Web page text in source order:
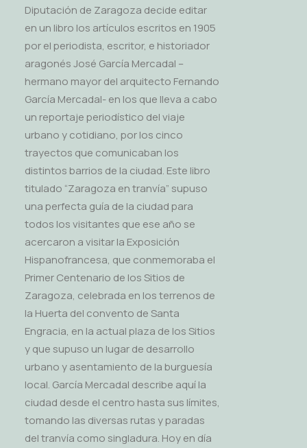
Diputación de Zaragoza decide editar
en un libro los artículos escritos en 1905
por el periodista, escritor, e historiador
aragonés José García Mercadal –
hermano mayor del arquitecto Fernando
García Mercadal- en los que lleva a cabo
un reportaje periodístico del viaje
urbano y cotidiano, por los cinco
trayectos que comunicaban los
distintos barrios de la ciudad. Este libro
titulado “Zaragoza en tranvía” supuso
una perfecta guía de la ciudad para
todos los visitantes que ese año se
acercaron a visitar la Exposición
Hispanofrancesa, que conmemoraba el
Primer Centenario de los Sitios de
Zaragoza, celebrada en los terrenos de
la Huerta del convento de Santa
Engracia, en la actual plaza de los Sitios
y que supuso un lugar de desarrollo
urbano y asentamiento de la burguesía
local. García Mercadal describe aquí la
ciudad desde el centro hasta sus límites,
tomando las diversas rutas y paradas
del tranvía como singladura. Hoy en día